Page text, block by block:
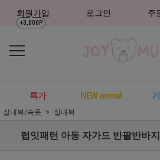
회원가입
+3,000P
로그인 주
특가 NEW arrival
실내복/속옷 실내복
럽잇패턴 아동 자가드 반팔반바